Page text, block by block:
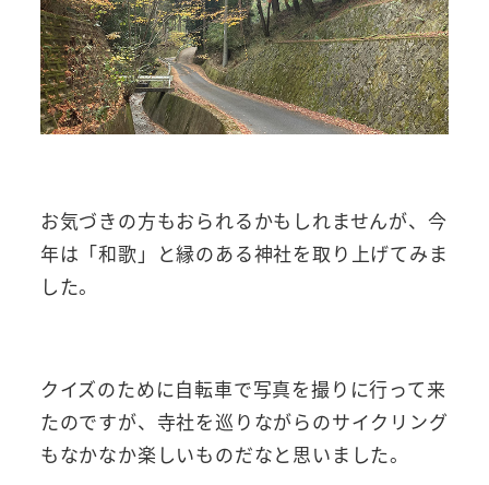
お気づきの方もおられるかもしれませんが、今
年は「和歌」と縁のある神社を取り上げてみま
した。
クイズのために自転車で写真を撮りに行って来
たのですが、寺社を巡りながらのサイクリング
もなかなか楽しいものだなと思いました。